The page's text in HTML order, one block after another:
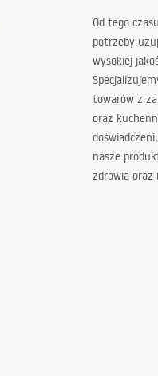
Od tego
potrzeby
wysokiej
towarów z
oraz
nasze
zdrowia oraz